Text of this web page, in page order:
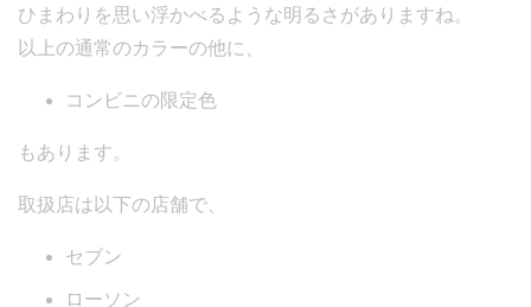
ひまわりを思い浮かべるような明るさがありますね。
以上の通常のカラーの他に、
コンビニの限定色
もあります。
取扱店は以下の店舗で、
セブン
ローソン